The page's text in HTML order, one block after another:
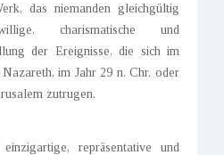
das niemanden gleichgültig
charismatische und
der Ereignisse, die sich im
im Jahr 29 n. Chr. oder
zutrugen.
repräsentative und